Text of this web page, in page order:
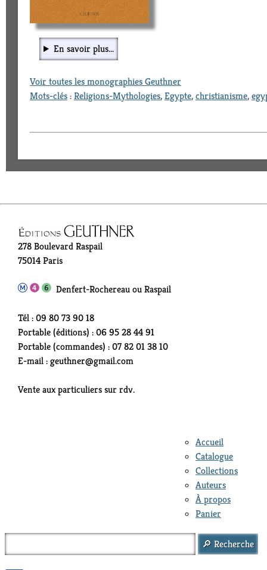
En savoir plus...
Voir toutes les monographies Geuthner
Mots-clés:Religions-Mythologies,Egypte,christianisme,
278 Boulevard Raspail
75014 Paris
Denfert-Rochereau ou Raspail
Tél : 09 80 73 90 18
Portable (éditions) : 06 95 28 44 91
Portable (commandes) : 07 82 01 38 10
E-mail : geuthner@gmail.com
Vente aux particuliers sur rdv.
Accueil
Catalogue
Collections
Auteurs
À propos
Panier